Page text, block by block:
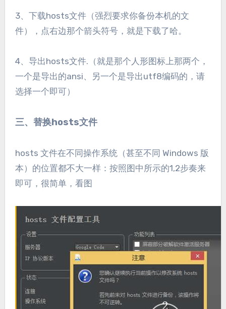
3、下载hosts文件（强烈要求你备份本机的文
件），点右边那个箭头符号，就是下载了哈。
4、导出hosts文件.（就是那个人形图标上那两个，
一个是导出的ansi、另一个是导出utf8编码的，请
选择一个即可）
三、替换hosts文件
hosts 文件在不同操作系统（甚至不同 Windows 版
本）的位置都不大一样：按照图中所示的1,2步奏来
即可，很简单，看图